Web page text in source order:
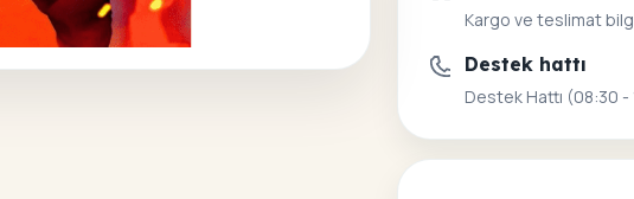
Kargo ve teslimat
Destek hattı
Destek Hattı (08:30 -